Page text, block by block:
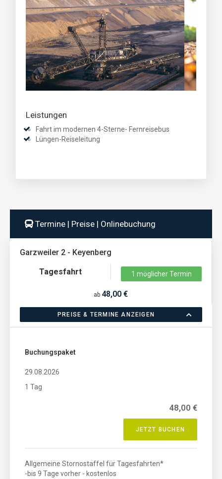
Leistungen
Fahrt im modernen 4-Sterne- Fernreisebus
Lüngen-Reiseleitung
Termine | Preise | Onlinebuchung
Garzweiler 2 - Keyenberg
Tagesfahrt 1 möglicher Termin
ab 48,00 €
PREISE & TERMINE ANZEIGEN
Buchungspaket
29.08.2026
1 Tag
48,00 €
JETZT BUCHEN
Allgemeine Stornostaffel für Tagesfahrten*
-bis 9 Tage vorher - kostenlos